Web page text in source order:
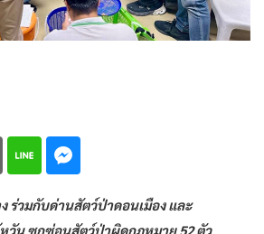
ร่วมกับด่านสัตว์ป่าดอนเมือง และ
วัน ซุกซ่อนสัตว์ป่าผิดกฎหมาย 52 ตัว